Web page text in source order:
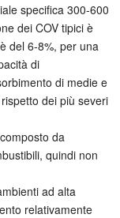
specifica 300-600
dei COV tipici è
del 6-8%, per una
di
di medie e
dei più severi
da
quindi non
ad alta
relativamente